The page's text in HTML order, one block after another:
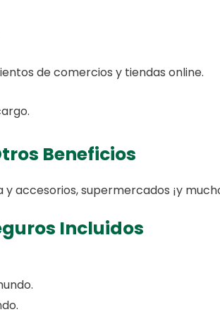
de comercios y tiendas online.
Beneficios
accesorios, supermercados ¡y
Incluidos